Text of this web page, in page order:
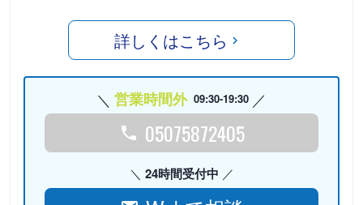
詳しくはこちら
営業時間外 09:30-19:30
05075872405
24時間受付中